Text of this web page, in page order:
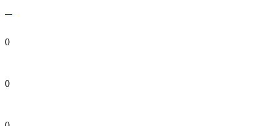
0
0